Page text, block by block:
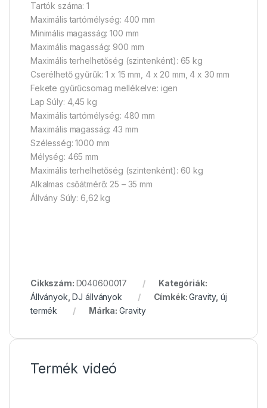
Tartók száma: 1
Maximális tartómélység: 400 mm
Minimális magasság: 100 mm
Maximális magasság: 900 mm
Maximális terhelhetőség (szintenként): 65 kg
Cserélhető gyűrűk: 1 x 15 mm, 4 x 20 mm, 4 x 30 mm
Fekete gyűrűcsomag mellékelve: igen
Lap Súly: 4,45 kg
Maximális tartómélység: 480 mm
Maximális magasság: 43 mm
Szélesség: 1000 mm
Mélység: 465 mm
Maximális terhelhetőség (szintenként): 60 kg
Alkalmas csőátmérő: 25 – 35 mm
Állvány Súly: 6,62 kg
Cikkszám: D040600017
Kategóriák:
Állványok ,DJ állványok Címkék:Gravity,új
termék
Márka: Gravity
Termék videó